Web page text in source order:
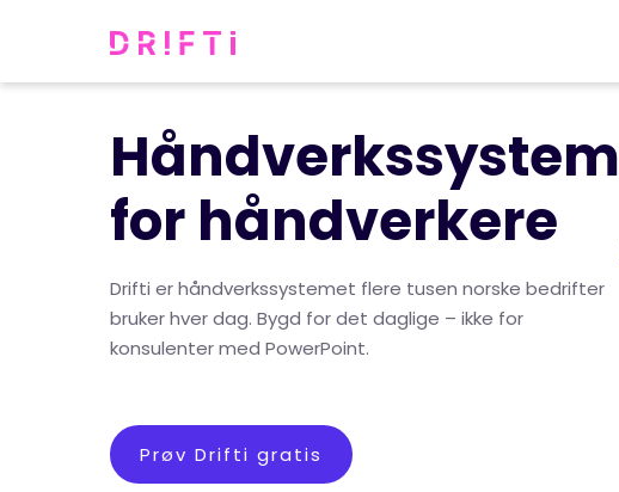
Håndverkssystem
for håndverkere
Drifti er håndverkssystemet flere tusen norske bedrifter
bruker hver dag. Bygd for det daglige – ikke for
konsulenter med PowerPoint.
Prøv Drifti gratis